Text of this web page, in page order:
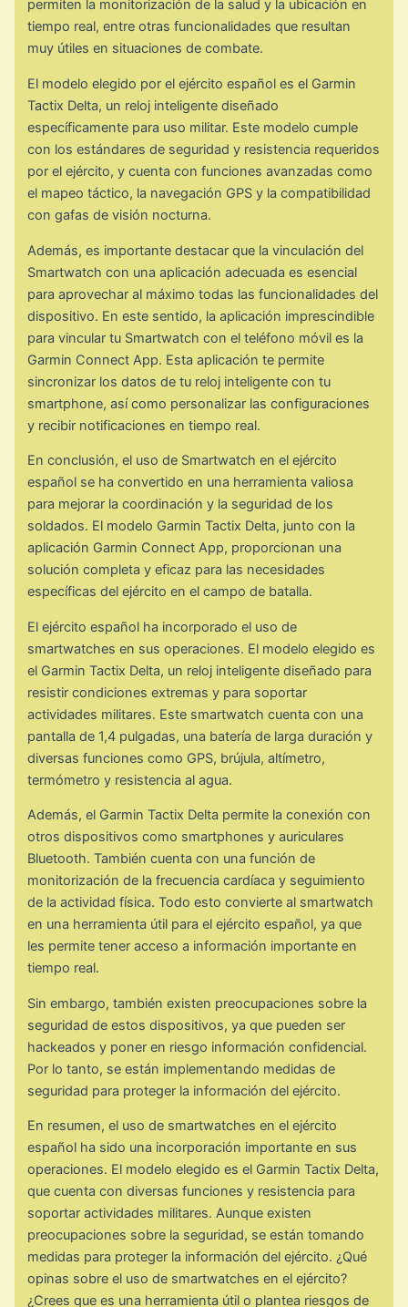
permiten la monitorización de la salud y la ubicación en
tiempo real, entre otras funcionalidades que resultan
muy útiles en situaciones de combate.
El modelo elegido por el ejército español es el Garmin
Tactix Delta, un reloj inteligente diseñado
específicamente para uso militar. Este modelo cumple
con los estándares de seguridad y resistencia requeridos
por el ejército, y cuenta con funciones avanzadas como
el mapeo táctico, la navegación GPS y la compatibilidad
con gafas de visión nocturna.
Además, es importante destacar que la vinculación del
Smartwatch con una aplicación adecuada es esencial
para aprovechar al máximo todas las funcionalidades del
dispositivo. En este sentido, la aplicación imprescindible
para vincular tu Smartwatch con el teléfono móvil es la
Garmin Connect App. Esta aplicación te permite
sincronizar los datos de tu reloj inteligente con tu
smartphone, así como personalizar las configuraciones
y recibir notificaciones en tiempo real.
En conclusión, el uso de Smartwatch en el ejército
español se ha convertido en una herramienta valiosa
para mejorar la coordinación y la seguridad de los
soldados. El modelo Garmin Tactix Delta, junto con la
aplicación Garmin Connect App, proporcionan una
solución completa y eficaz para las necesidades
específicas del ejército en el campo de batalla.
El ejército español ha incorporado el uso de
smartwatches en sus operaciones. El modelo elegido es
el Garmin Tactix Delta, un reloj inteligente diseñado para
resistir condiciones extremas y para soportar
actividades militares. Este smartwatch cuenta con una
pantalla de 1,4 pulgadas, una batería de larga duración y
diversas funciones como GPS, brújula, altímetro,
termómetro y resistencia al agua.
Además, el Garmin Tactix Delta permite la conexión con
otros dispositivos como smartphones y auriculares
Bluetooth. También cuenta con una función de
monitorización de la frecuencia cardíaca y seguimiento
de la actividad física. Todo esto convierte al smartwatch
en una herramienta útil para el ejército español, ya que
les permite tener acceso a información importante en
tiempo real.
Sin embargo, también existen preocupaciones sobre la
seguridad de estos dispositivos, ya que pueden ser
hackeados y poner en riesgo información confidencial.
Por lo tanto, se están implementando medidas de
seguridad para proteger la información del ejército.
En resumen, el uso de smartwatches en el ejército
español ha sido una incorporación importante en sus
operaciones. El modelo elegido es el Garmin Tactix Delta,
que cuenta con diversas funciones y resistencia para
soportar actividades militares. Aunque existen
preocupaciones sobre la seguridad, se están tomando
medidas para proteger la información del ejército. ¿Qué
opinas sobre el uso de smartwatches en el ejército?
¿Crees que es una herramienta útil o plantea riesgos de